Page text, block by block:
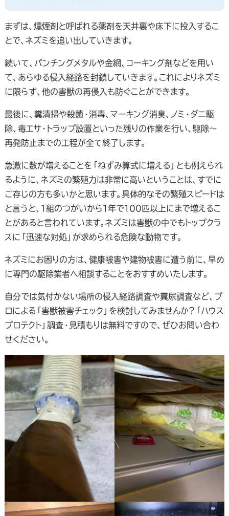
まずは、燻煙剤と呼ばれる薬剤を天井裏や床下に投入するこ
とで、ネズミを追い出していきます。
続いて、パンチングメタルや金網、コーキング剤などを用い
て、あらゆる侵入経路を封鎖していきます。これによりネズミ
に限らず、他の害獣の再侵入も防ぐことができます。
最後に、糞清掃や殺菌・消毒、マーキング消臭、ノミ・ダニ駆
除、毒エサ・トラップ設置といった残りの作業を行い、駆除～
再発防止までの工程が全て終了します。
急激に数が増えることを「ねずみ算式に増える」とも例えられ
るように、ネズミの繁殖力は非常に高いということは、すでに
ご存じの方も多いかと思います。具体的なその繁殖スピードは
と言うと、１組のつがいから１年で１００匹以上にまで増えるこ
とがあると言われています。ネズミは害獣の中でもトップクラ
スに「迅速な対処」が求められる危険な動物です。
ネズミにお困りの方は、健康被害や建物被害に遭う前に、早め
に専門の駆除業者へ相談することをおすすめいたします。
自分では気付かない場所の侵入経路調査や糞尿調査など、プ
ロによる「害獣被害チェック」を検討してみませんか？「ハウス
プロテクト」調査・見積もりは無料ですので、ぜひお問い合わ
せください。